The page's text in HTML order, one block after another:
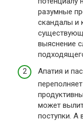
разумные
скандалы и
выяснение
Апатия и
может
поступки. А